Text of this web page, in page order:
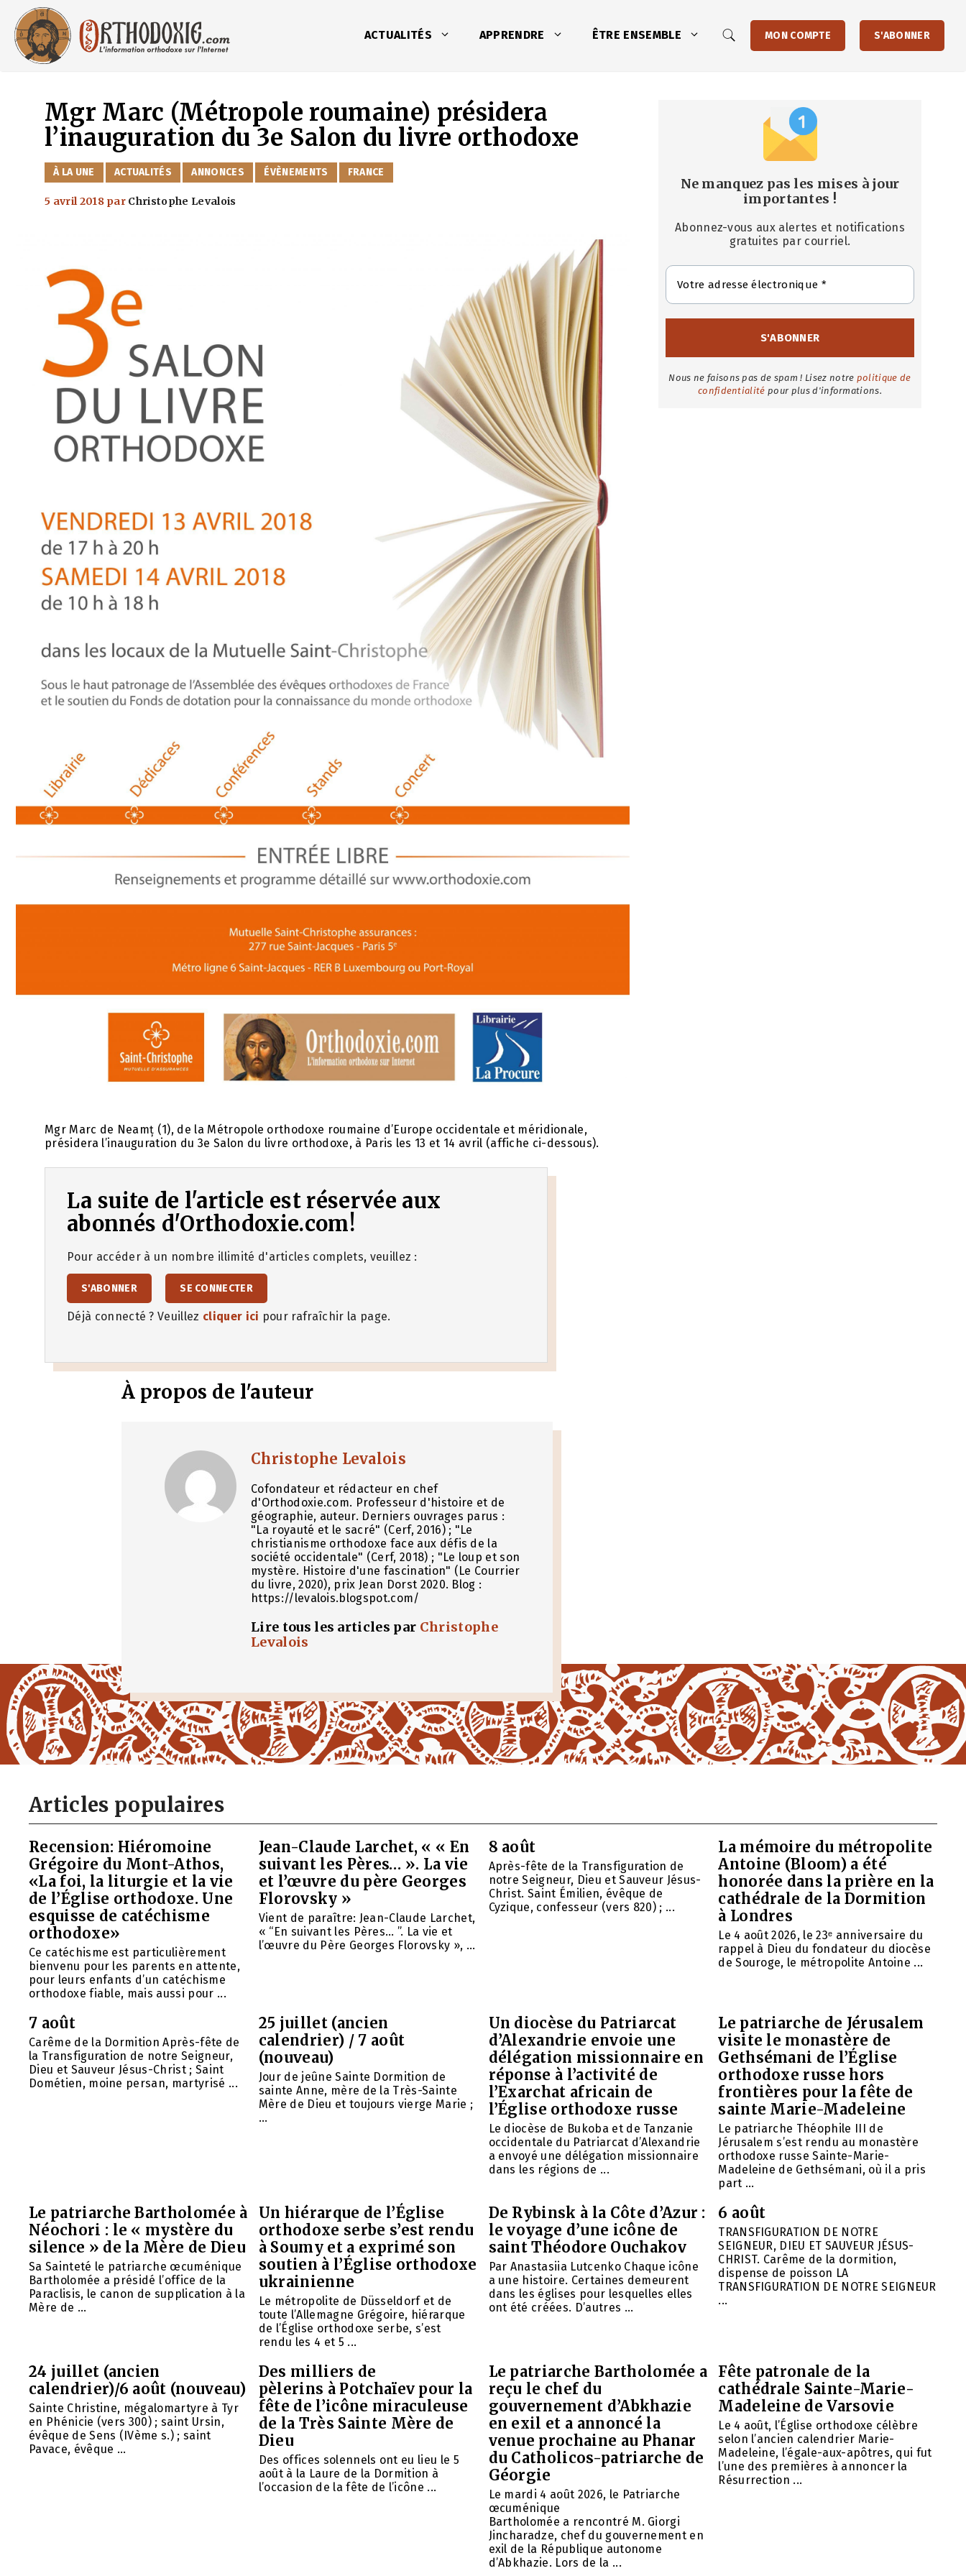
contenu
ACTUALITÉS APPRENDRE ÊTRE ENSEMBLE MON COMPTE S'ABONNER
Mgr Marc (Métropole roumaine) présidera
l’inauguration du 3e Salon du livre orthodoxe
CATÉGORIES
À LA UNE ACTUALITÉS ANNONCES ÉVÈNEMENTS FRANCE
5 avril 2018 par Christophe Levalois
Mgr Marc de Neamț (1), de la Métropole orthodoxe roumaine d’Europe occidentale et méridionale,
présidera l’inauguration du 3e Salon du livre orthodoxe, à Paris les 13 et 14 avril (affiche ci-dessous).
La suite de l'article est réservée aux
abonnés d'Orthodoxie.com!
Pour accéder à un nombre illimité d'articles complets, veuillez :
S'ABONNER SE CONNECTER
Déjà connecté ? Veuillez cliquer ici pour rafraîchir la page.
À propos de l'auteur
Christophe Levalois
Cofondateur et rédacteur en chef
d'Orthodoxie.com. Professeur d'histoire et de
géographie, auteur. Derniers ouvrages parus :
"La royauté et le sacré" (Cerf, 2016) ; "Le
christianisme orthodoxe face aux défis de la
société occidentale" (Cerf, 2018) ; "Le loup et son
mystère. Histoire d'une fascination" (Le Courrier
du livre, 2020), prix Jean Dorst 2020. Blog :
https://levalois.blogspot.com/
Lire tous les articles par Christophe
Levalois
Ne manquez pas les mises à jour
importantes !
Abonnez-vous aux alertes et notifications
gratuites par courriel.
Nous ne faisons pas de spam ! Lisez notre politique de
confidentialité pour plus d'informations.
Articles populaires
Recension: Hiéromoine
Grégoire du Mont-Athos,
«La foi, la liturgie et la vie
de l’Église orthodoxe. Une
esquisse de catéchisme
orthodoxe»
Ce catéchisme est particulièrement
bienvenu pour les parents en attente,
pour leurs enfants d’un catéchisme
orthodoxe fiable, mais aussi pour ...
Jean-Claude Larchet, « « En
suivant les Pères… ». La vie
et l’œuvre du père Georges
Florovsky »
Vient de paraître: Jean-Claude Larchet,
« “En suivant les Pères… ”. La vie et
l’œuvre du Père Georges Florovsky », ...
8 août
Après-fête de la Transfiguration de
notre Seigneur, Dieu et Sauveur Jésus-
Christ. Saint Émilien, évêque de
Cyzique, confesseur (vers 820) ; ...
La mémoire du métropolite
Antoine (Bloom) a été
honorée dans la prière en la
cathédrale de la Dormition
à Londres
Le 4 août 2026, le 23ᵉ anniversaire du
rappel à Dieu du fondateur du diocèse
de Souroge, le métropolite Antoine ...
7 août
Carême de la Dormition Après-fête de
la Transfiguration de notre Seigneur,
Dieu et Sauveur Jésus-Christ ; Saint
Dométien, moine persan, martyrisé ...
25 juillet (ancien
calendrier) / 7 août
(nouveau)
Jour de jeûne Sainte Dormition de
sainte Anne, mère de la Très-Sainte
Mère de Dieu et toujours vierge Marie ;
...
Un diocèse du Patriarcat
d’Alexandrie envoie une
délégation missionnaire en
réponse à l’activité de
l’Exarchat africain de
l’Église orthodoxe russe
Le diocèse de Bukoba et de Tanzanie
occidentale du Patriarcat d’Alexandrie
a envoyé une délégation missionnaire
dans les régions de ...
Le patriarche de Jérusalem
visite le monastère de
Gethsémani de l’Église
orthodoxe russe hors
frontières pour la fête de
sainte Marie-Madeleine
Le patriarche Théophile III de
Jérusalem s’est rendu au monastère
orthodoxe russe Sainte-Marie-
Madeleine de Gethsémani, où il a pris
part ...
Le patriarche Bartholomée à
Néochori : le « mystère du
silence » de la Mère de Dieu
Sa Sainteté le patriarche œcuménique
Bartholomée a présidé l’office de la
Paraclisis, le canon de supplication à la
Mère de ...
Un hiérarque de l’Église
orthodoxe serbe s’est rendu
à Soumy et a exprimé son
soutien à l’Église orthodoxe
ukrainienne
Le métropolite de Düsseldorf et de
toute l’Allemagne Grégoire, hiérarque
de l’Église orthodoxe serbe, s’est
rendu les 4 et 5 ...
De Rybinsk à la Côte d’Azur :
le voyage d’une icône de
saint Théodore Ouchakov
Par Anastasiia Lutcenko Chaque icône
a une histoire. Certaines demeurent
dans les églises pour lesquelles elles
ont été créées. D’autres ...
6 août
TRANSFIGURATION DE NOTRE
SEIGNEUR, DIEU ET SAUVEUR JÉSUS-
CHRIST. Carême de la dormition,
dispense de poisson LA
TRANSFIGURATION DE NOTRE SEIGNEUR
...
24 juillet (ancien
calendrier)/6 août (nouveau)
Sainte Christine, mégalomartyre à Tyr
en Phénicie (vers 300) ; saint Ursin,
évêque de Sens (IVème s.) ; saint
Pavace, évêque ...
Des milliers de
pèlerins à Potchaïev pour la
fête de l’icône miraculeuse
de la Très Sainte Mère de
Dieu
Des offices solennels ont eu lieu le 5
août à la Laure de la Dormition à
l’occasion de la fête de l’icône ...
Le patriarche Bartholomée a
reçu le chef du
gouvernement d’Abkhazie
en exil et a annoncé la
venue prochaine au Phanar
du Catholicos-patriarche de
Géorgie
Le mardi 4 août 2026, le Patriarche
œcuménique
Bartholomée a rencontré M. Giorgi
Jincharadze, chef du gouvernement en
exil de la République autonome
d’Abkhazie. Lors de la ...
Fête patronale de la
cathédrale Sainte-Marie-
Madeleine de Varsovie
Le 4 août, l’Église orthodoxe célèbre
selon l’ancien calendrier Marie-
Madeleine, l’égale-aux-apôtres, qui fut
l’une des premières à annoncer la
Résurrection ...